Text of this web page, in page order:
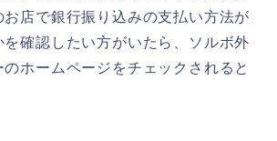
店で銀行振り込みの支払い方法が
確認したい方がいたら、ソルボ外
ホームページをチェックされると